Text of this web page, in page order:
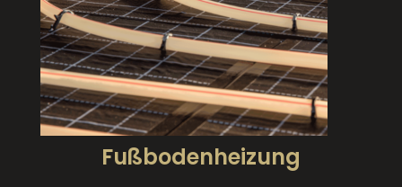
Fußbodenheizung